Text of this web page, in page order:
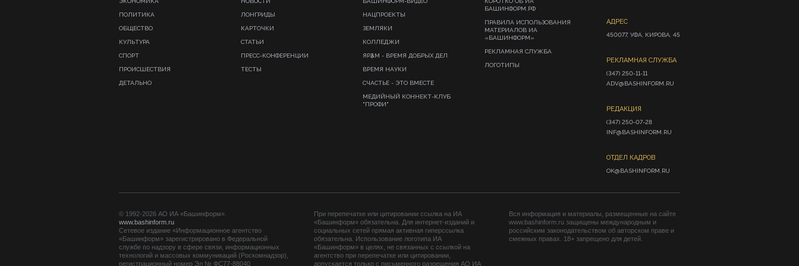
ПОЛИТИКА
ОБЩЕСТВО
КУЛЬТУРА
СПОРТ
ПРОИСШЕСТВИЯ
ДЕТАЛЬНО
ЛОНГРИДЫ
КАРТОЧКИ
СТАТЬИ
ПРЕСС-КОНФЕРЕНЦИИ
ТЕСТЫ
НАЦПРОЕКТЫ
ЗЕМЛЯКИ
КОЛЛЕДЖИ
ЯРҘАМ - ВРЕМЯ ДОБРЫХ ДЕЛ
ВРЕМЯ НАУКИ
СЧАСТЬЕ - ЭТО ВМЕСТЕ
МЕДИЙНЫЙ КОННЕКТ-КЛУБ
"ПРОФИ"
БАШИНФОРМ.РФ
ПРАВИЛА ИСПОЛЬЗОВАНИЯ
МАТЕРИАЛОВ ИА
«БАШИНФОРМ»
РЕКЛАМНАЯ СЛУЖБА
ЛОГОТИПЫ
АДРЕС
450077, УФА, КИРОВА, 45
РЕКЛАМНАЯ СЛУЖБА
(347) 250-11-11
ADV@BASHINFORM.RU
РЕДАКЦИЯ
(347) 250-07-28
INF@BASHINFORM.RU
ОТДЕЛ КАДРОВ
OK@BASHINFORM.RU
© 1992-2026 АО ИА «Башинформ».
www.bashinform.ru
Сетевое издание «Информационное агентство
«Башинформ» зарегистрировано в Федеральной
службе по надзору в сфере связи, информационных
технологий и массовых коммуникаций (Роскомнадзор),
регистрационный номер Эл № ФС77-88040
При перепечатке или цитировании ссылка на ИА
«Башинформ» обязательна. Для интернет-изданий и
социальных сетей прямая активная гиперссылка
обязательна. Использование логотипа ИА
«Башинформ» в целях, не связанных с ссылкой на
агентство при перепечатке или цитировании,
допускается только с письменного разрешения АО ИА
Вся информация и материалы, размещенные на сайте
www.bashinform.ru защищены международным и
российским законодательством об авторском праве и
смежных правах. 18+ запрещено для детей.